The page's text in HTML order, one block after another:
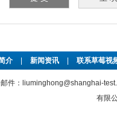
介 新闻资讯 联系草莓视
件：liuminghong@shanghai-
有限公